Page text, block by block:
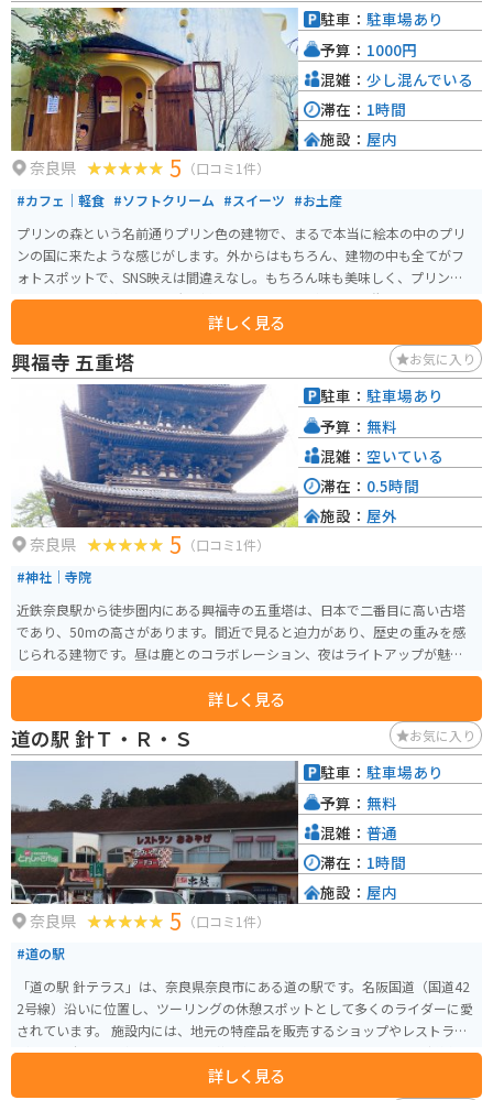
奈良県 5 （口コミ1件）
#カフェ｜軽食 #ソフトクリーム #スイーツ #お土産
プリンの森という名前通りプリン色の建物で、まるで本当に絵本の中のプリ
ンの国に来たような感じがします。外からはもちろん、建物の中も全てがフ
ォトスポットで、SNS映えは間違えなし。もちろん味も美味しく、プリンもソ
フトクリームも絶品です。大仏様のイラストの蓋がかわいい瓶のプリンはお
詳しく見る
駐車： 駐車場あり
予算： 1000円
混雑： 少し混んでいる
滞在： 1時間
施設： 屋内
興福寺 五重塔 お気に入り
奈良県 5 （口コミ1件）
#神社｜寺院
近鉄奈良駅から徒歩圏内にある興福寺の五重塔は、日本で二番目に高い古塔
であり、50mの高さがあります。間近で見ると迫力があり、歴史の重みを感
じられる建物です。昼は鹿とのコラボレーション、夜はライトアップが魅力的
です。
詳しく見る
駐車： 駐車場あり
予算： 無料
混雑： 空いている
滞在： 0.5時間
施設： 屋外
道の駅 針Ｔ・Ｒ・Ｓ お気に入り
奈良県 5 （口コミ1件）
#道の駅
「道の駅 針テラス」は、奈良県奈良市にある道の駅です。名阪国道（国道42
2号線）沿いに位置し、ツーリングの休憩スポットとして多くのライダーに愛
されています。 施設内には、地元の特産品を販売するショップやレストラン
があり、奈良県の名産である吉野葛を使用したスイーツや、地元産の新鮮な
野菜などを楽しむことができます。また、バイク駐車場は広く、多くのライ
詳しく見る
駐車： 駐車場あり
予算： 無料
混雑： 普通
滞在： 1時間
施設： 屋内